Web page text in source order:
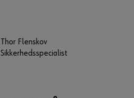
Thor Flenskov
Sikkerhedsspecialist